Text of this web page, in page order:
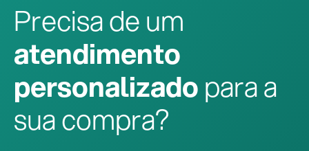
Precisa de um
atendimento
personalizadopara a
sua compra?